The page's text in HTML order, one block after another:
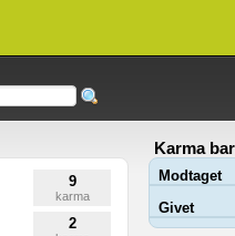
9
karma
2
Karma
Modtaget
Givet